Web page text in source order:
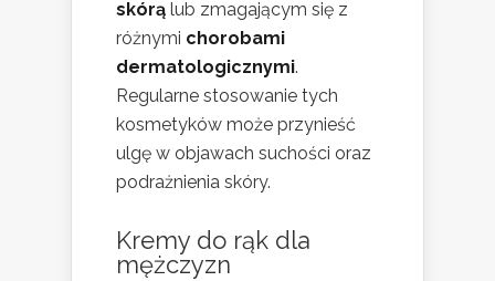
skórą lub zmagającym się z
różnymi chorobami
dermatologicznymi.
Regularne stosowanie tych
kosmetyków może przynieść
ulgę w objawach suchości oraz
podrażnienia skóry.
Kremy do rąk dla
mężczyzn